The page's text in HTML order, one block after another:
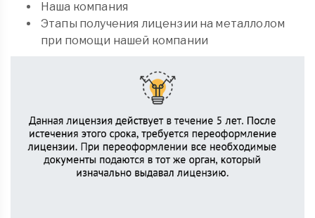
Наша компания
Этапы получения лицензии на металлолом
при помощи нашей компании